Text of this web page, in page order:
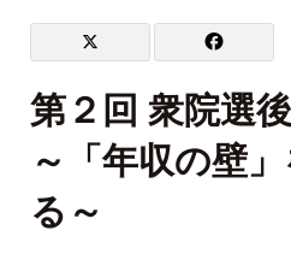
第２回 衆院選
～「年収の壁
る～